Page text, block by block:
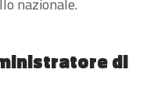
nazionale.
di